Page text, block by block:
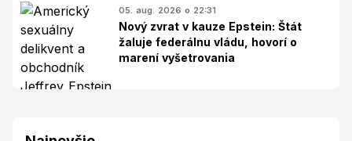
05. aug. 2026 o 22:31
Nový zvrat v kauze Epstein: Štát
žaluje federálnu vládu, hovorí o
marení vyšetrovania